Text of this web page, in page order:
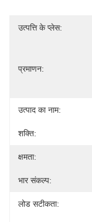
उत्पत्ति के प्लेस:
प्रमाणन:
उत्पाद का नाम:
शक्ति:
क्षमता:
भार संकल्प:
लोड सटीकता: